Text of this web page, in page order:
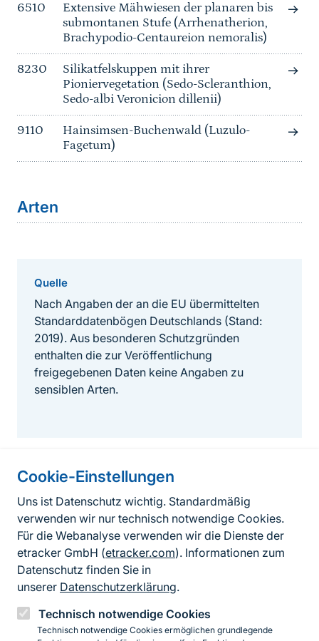
Cookie-Einstellungen
Uns ist Datenschutz wichtig. Standardmäßig
verwenden wir nur technisch notwendige Cookies.
Für die Webanalyse verwenden wir die Dienste der
etracker GmbH (etracker.com). Informationen zum
Datenschutz finden Sie in
unserer Datenschutzerklärung.
Technisch notwendige Cookies
Technisch notwendige Cookies ermöglichen grundlegende
6510
Extensive Mähwiesen der planaren bis
submontanen Stufe (Arrhenatherion,
Brachypodio-Centaureion nemoralis)
8230
Silikatfelskuppen mit ihrer
Pioniervegetation (Sedo-Scleranthion,
Sedo-albi Veronicion dillenii)
9110
Hainsimsen-Buchenwald (Luzulo-
Fagetum)
Arten
Quelle
Nach Angaben der an die EU übermittelten
Standarddatenbögen Deutschlands (Stand:
2019). Aus besonderen Schutzgründen
enthalten die zur Veröffentlichung
freigegebenen Daten keine Angaben zu
sensiblen Arten.
Informationen zur Seite
FußzeileKontakt zum BfN
Kontaktformular
Erklärung zur Barrierefreiheit
Impressum
Datenschutz